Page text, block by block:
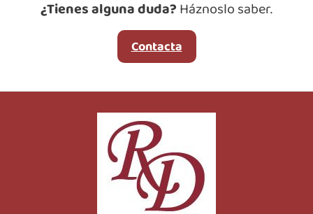
¿Tienes alguna duda? Háznoslo saber.
Contacta